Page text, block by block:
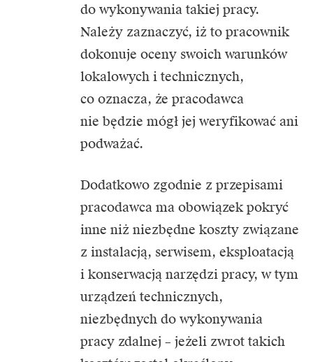
do wykonywania takiej pracy.
Należy zaznaczyć, iż to pracownik
dokonuje oceny swoich warunków
lokalowych i technicznych,
co oznacza, że pracodawca
nie będzie mógł jej weryfikować ani
podważać.
Dodatkowo zgodnie z przepisami
pracodawca ma obowiązek pokryć
inne niż niezbędne koszty związane
z instalacją, serwisem, eksploatacją
i konserwacją narzędzi pracy, w tym
urządzeń technicznych,
niezbędnych do wykonywania
pracy zdalnej – jeżeli zwrot takich